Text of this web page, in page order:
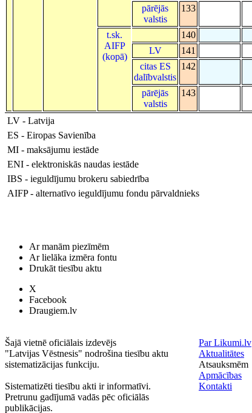
pārējās
valstis
133
t.sk.
AIFP
(kopā)
140
LV
141
citas ES
dalībvalstis
142
pārējās
valstis
143
LV - Latvija
ES - Eiropas Savienība
MI - maksājumu iestāde
ENI - elektroniskās naudas iestāde
IBS - ieguldījumu brokeru sabiedrība
AIFP - alternatīvo ieguldījumu fondu pārvaldnieks
Ar manām piezīmēm
Ar lielāka izmēra fontu
Drukāt tiesību aktu
X
Facebook
Draugiem.lv
Šajā vietnē oficiālais izdevējs
"Latvijas Vēstnesis" nodrošina tiesību aktu
sistematizācijas funkciju.
Sistematizēti tiesību akti ir informatīvi.
Pretrunu gadījumā vadās pēc oficiālās
publikācijas.
Par Likumi.lv
Aktualitātes
Atsauksmēm
Apmācības
Kontakti